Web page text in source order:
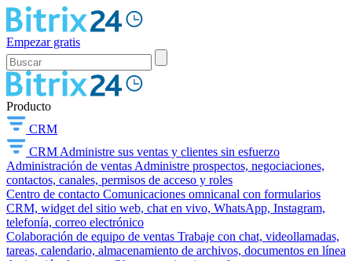
Empezar gratis
Producto
CRM
CRM Administre sus ventas y clientes sin esfuerzo
Administración de ventas Administre prospectos, negociaciones,
contactos, canales, permisos de acceso y roles
Centro de contacto Comunicaciones omnicanal con formularios
CRM, widget del sitio web, chat en vivo, WhatsApp, Instagram,
telefonía, correo electrónico
Colaboración de equipo de ventas Trabaje con chat, videollamadas,
tareas, calendario, almacenamiento de archivos, documentos en línea